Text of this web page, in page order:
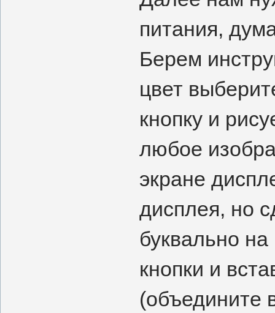
питания,
Берем
цвет
кнопку и
любое
экране
дисплея, но
буквально
кнопки и
(объедините